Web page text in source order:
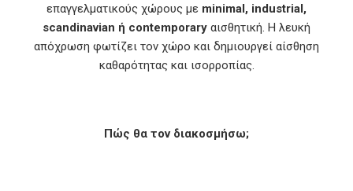
επαγγελματικούς χώρους με minimal, industrial,
scandinavian ή contemporary αισθητική. Η λευκή
απόχρωση φωτίζει τον χώρο και δημιουργεί αίσθηση
καθαρότητας και ισορροπίας.
Πώς θα τον διακοσμήσω;